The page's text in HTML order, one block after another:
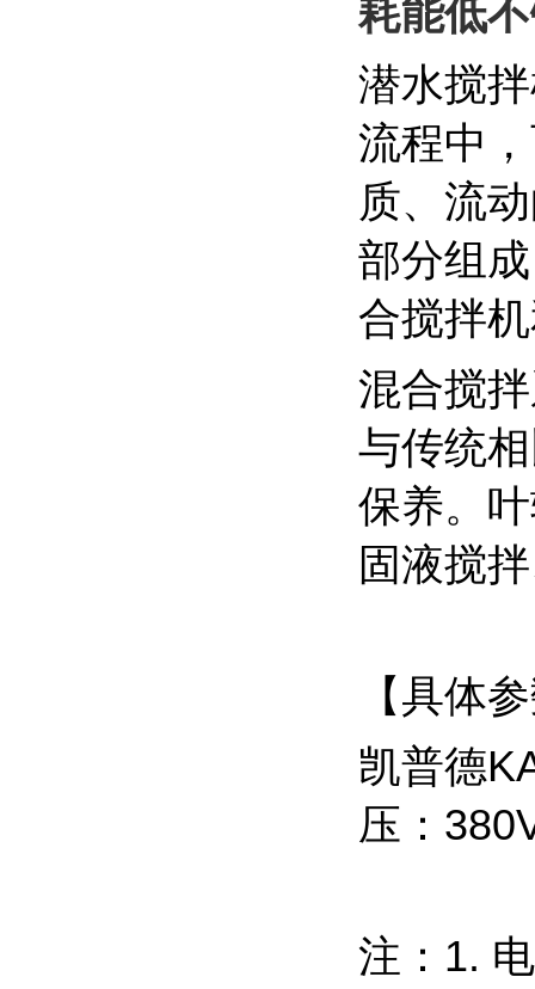
耗能低
潜水搅
流程中
质、流
部分组
合搅拌
混合搅
与传统
保养。
固液搅
【具体
凯普德
压：
注：1.